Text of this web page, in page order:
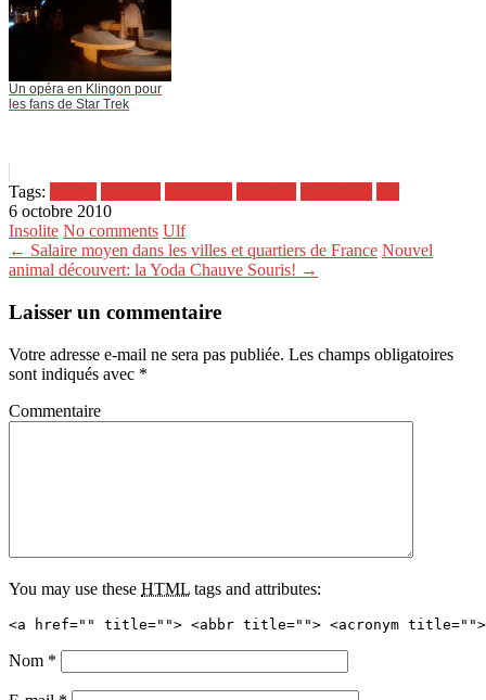
Un opéra en Klingon pour
les fans de Star Trek
Tags:
6 octobre 2010
Insolite No comments Ulf
← Salaire moyen dans les villes et quartiers de France Nouvel
animal découvert: la Yoda Chauve Souris! →
Laisser un commentaire
Votre adresse e-mail ne sera pas publiée. Les champs obligatoires
sont indiqués avec *
Commentaire
You may use these HTML tags and attributes:
<a href="" title=""> <abbr title=""> <acronym title="">
Nom *